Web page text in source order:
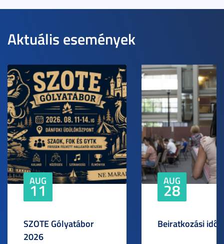
Aktuális események
AUG
11
SZOTE Gólyatábor
2026
AUG
28
Beiratkozási